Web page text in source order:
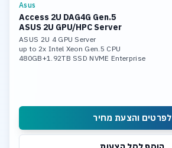
Asus
Access 2U DAG4G Gen.5
ASUS 2U GPU/HPC Server
ASUS 2U 4 GPU Server
up to 2x Intel Xeon Gen.5 CPU
480GB+1.92TB SSD NVME Enterprise
לפרטים והצעת מחיר